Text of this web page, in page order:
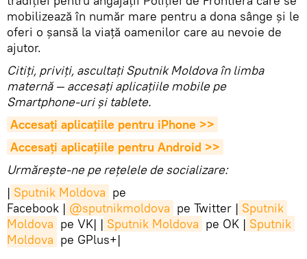
mobilizează în număr mare pentru a dona sânge și le
oferi o șansă la viață oamenilor care au nevoie de
ajutor.
Citiţi, priviţi, ascultaţi Sputnik Moldova în limba
maternă — accesaţi aplicaţiile mobile pe
Smartphone-uri şi tablete.
Accesaţi aplicaţiile pentru iPhone >>
Accesaţi aplicaţiile pentru Android >>
Urmărește-ne pe rețelele de socializare:
| Sputnik Moldova pe
Facebook | @sputnikmoldova pe Twitter | Sputnik
Moldova pe VK| | Sputnik Moldova pe OK | Sputnik
Moldova pe GPlus+|